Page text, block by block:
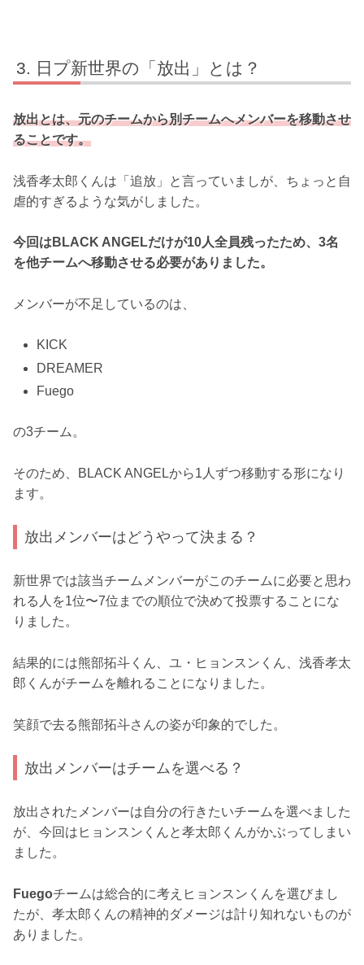
日プ新世界の「放出」とは？
放出とは、元のチームから別チームへメンバーを移動させ
ることです。
浅香孝太郎くんは「追放」と言っていましが、ちょっと自
虐的すぎるような気がしました。
今回はBLACK ANGELだけが10人全員残ったため、3名
を他チームへ移動させる必要がありました。
メンバーが不足しているのは、
KICK
DREAMER
Fuego
の3チーム。
そのため、BLACK ANGELから1人ずつ移動する形になり
ます。
放出メンバーはどうやって決まる？
新世界では該当チームメンバーがこのチームに必要と思わ
れる人を1位〜7位までの順位で決めて投票することにな
りました。
結果的には熊部拓斗くん、ユ・ヒョンスンくん、浅香孝太
郎くんがチームを離れることになりました。
笑顔で去る熊部拓斗さんの姿が印象的でした。
放出メンバーはチームを選べる？
放出されたメンバーは自分の行きたいチームを選べました
が、今回はヒョンスンくんと孝太郎くんがかぶってしまい
ました。
Fuegoチームは総合的に考えヒョンスンくんを選びまし
たが、孝太郎くんの精神的ダメージは計り知れないものが
ありました。